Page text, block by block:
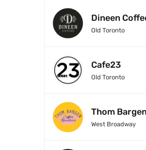
Dineen
Old Toronto
Cafe23
Old Toronto
Thom
West Broadway